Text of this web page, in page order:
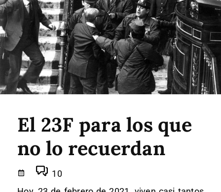
El 23F para los que
no lo recuerdan
10